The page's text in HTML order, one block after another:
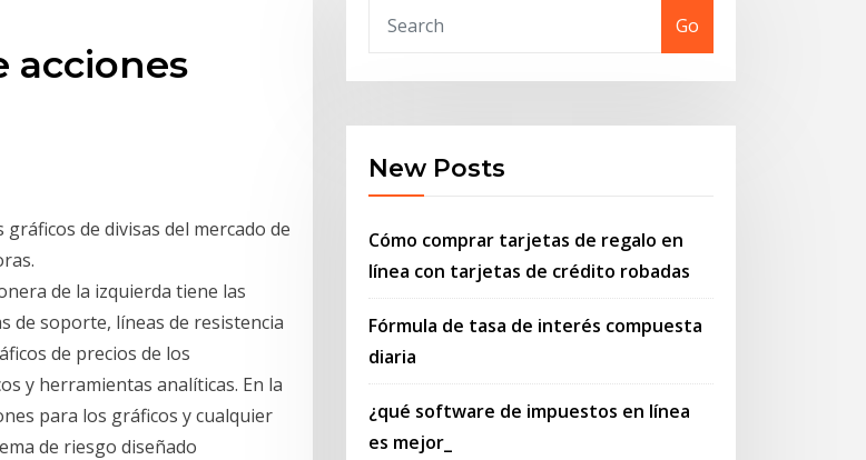
acciones
de divisas del mercado de
de la izquierda tiene las
de soporte, líneas de resistencia
de precios de los
y herramientas analíticas. En la
para los gráficos y cualquier
de riesgo diseñado
Go
New Posts
Cómo comprar tarjetas de regalo en
línea con tarjetas de crédito robadas
Fórmula de tasa de interés compuesta
diaria
¿qué software de impuestos en línea
es mejor_